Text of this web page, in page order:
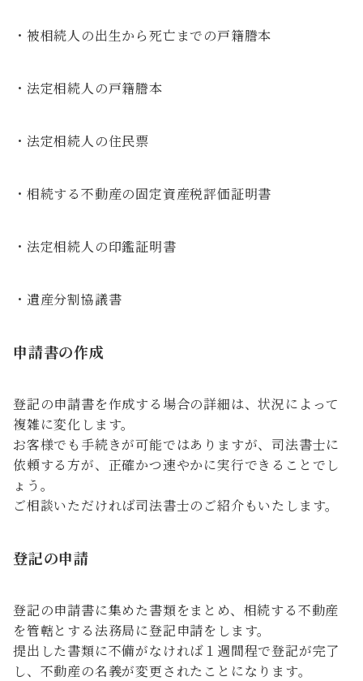
・被相続人の出生から死亡までの戸籍謄本
・法定相続人の戸籍謄本
・法定相続人の住民票
・相続する不動産の固定資産税評価証明書
・法定相続人の印鑑証明書
・遺産分割協議書
申請書の作成
登記の申請書を作成する場合の詳細は、状況によって
複雑に変化します。
お客様でも手続きが可能ではありますが、司法書士に
依頼する方が、正確かつ速やかに実行できることでし
ょう。
ご相談いただければ司法書士のご紹介もいたします。
登記の申請
登記の申請書に集めた書類をまとめ、相続する不動産
を管轄とする法務局に登記申請をします。
提出した書類に不備がなければ１週間程で登記が完了
し、不動産の名義が変更されたことになります。